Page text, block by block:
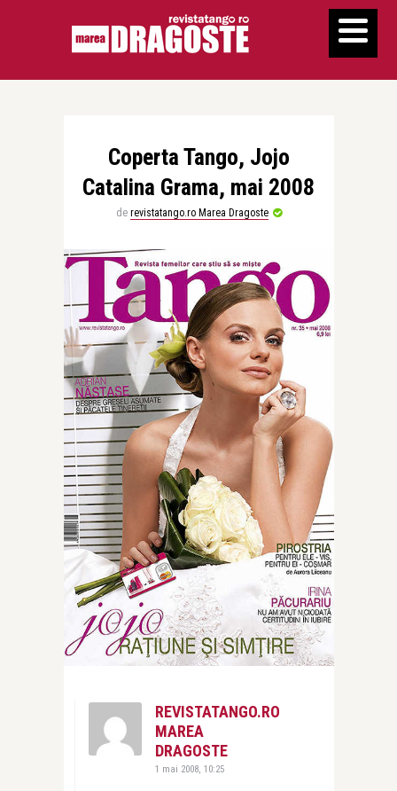
Coperta Tango, Jojo
Catalina Grama, mai 2008
de revistatango.ro Marea Dragoste
REVISTATANGO.RO
MAREA
DRAGOSTE
1 mai 2008, 10:25